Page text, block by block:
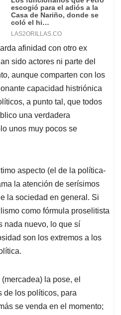
afinidad con otro ex
sido actores ni parte del
aunque comparten con los
capacidad histriónica
a punto tal, que todos
una verdadera
unos muy pocos se
aspecto (el de la política-
la atención de serísimos
la sociedad en general. Si
como fórmula proselitista
nada nuevo, lo que sí
son los extremos a los
la pose, el
de los políticos, para
se venda en el momento;